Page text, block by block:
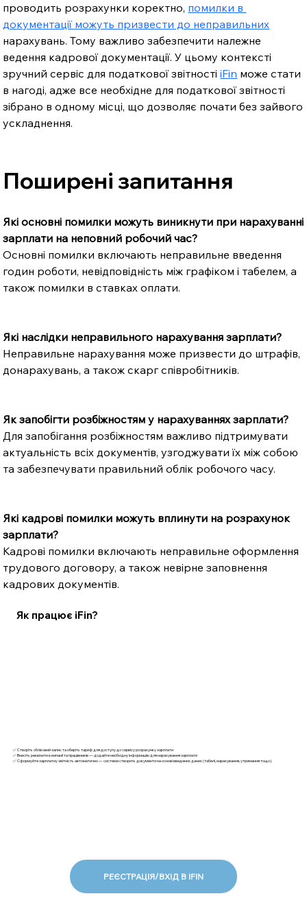
проводить розрахунки коректно, помилки в
документації можуть призвести до неправильних
нарахувань. Тому важливо забезпечити належне
ведення кадрової документації. У цьому контексті
зручний сервіс для податкової звітності iFin може стати
в нагоді, адже все необхідне для податкової звітності
зібрано в одному місці, що дозволяє почати без зайвого
ускладнення.
Поширені запитання
Які основні помилки можуть виникнути при нарахуванні
зарплати на неповний робочий час?
Основні помилки включають неправильне введення
годин роботи, невідповідність між графіком і табелем, а
також помилки в ставках оплати.
Які наслідки неправильного нарахування зарплати?
Неправильне нарахування може призвести до штрафів,
донарахувань, а також скарг співробітників.
Як запобігти розбіжностям у нарахуваннях зарплати?
Для запобігання розбіжностям важливо підтримувати
актуальність всіх документів, узгоджувати їх між собою
та забезпечувати правильний облік робочого часу.
Які кадрові помилки можуть вплинути на розрахунок
зарплати?
Кадрові помилки включають неправильне оформлення
трудового договору, а також невірне заповнення
кадрових документів.
Як працює iFin?
✅ Створіть обліковий запис та оберіть тариф для доступу до сервісу розрахунку зарплати
✅ Внесіть реквізити компанії та працівників — додайте необхідну інформацію для нарахування зарплати
✅ Сформуйте зарплатну звітність автоматично — система створить документи на основі введених даних (табелі, нарахування, утримання тощо).
РЕЄСТРАЦІЯ/ВХІД В IFIN